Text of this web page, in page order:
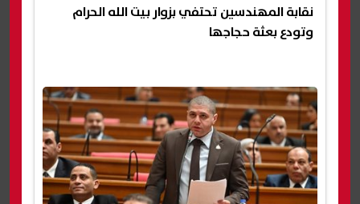
نقابة المهندسين تحتفي بزوار بيت الله الحرام
وتودع بعثة حجاجها